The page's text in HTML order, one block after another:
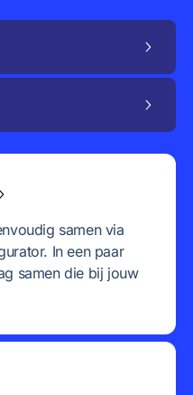
samen via
In een paar
samen die bij jouw